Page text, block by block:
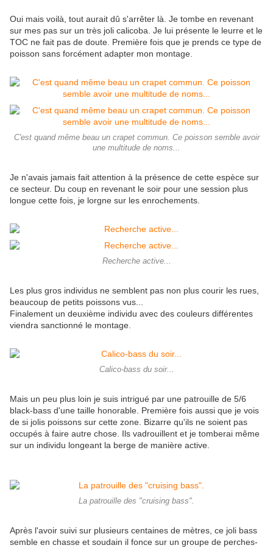
Oui mais voilà, tout aurait dû s'arrêter là. Je tombe en revenant
sur mes pas sur un très joli calicoba. Je lui présente le leurre et le
TOC ne fait pas de doute. Première fois que je prends ce type de
poisson sans forcément adapter mon montage.
C'est quand même beau un crapet commun. Ce poisson semble avoir
une multitude de noms...
Je n'avais jamais fait attention à la présence de cette espèce sur
ce secteur. Du coup en revenant le soir pour une session plus
longue cette fois, je lorgne sur les enrochements.
Recherche active...
Les plus gros individus ne semblent pas non plus courir les rues,
beaucoup de petits poissons vus...
Finalement un deuxième individu avec des couleurs différentes
viendra sanctionné le montage.
Calico-bass du soir...
Mais un peu plus loin je suis intrigué par une patrouille de 5/6
black-bass d'une taille honorable. Première fois aussi que je vois
de si jolis poissons sur cette zone. Bizarre qu'ils ne soient pas
occupés à faire autre chose. Ils vadrouillent et je tomberai même
sur un individu longeant la berge de manière active.
La patrouille des "cruising bass".
Après l'avoir suivi sur plusieurs centaines de mètres, ce joli bass
semble en chasse et soudain il fonce sur un groupe de perches-